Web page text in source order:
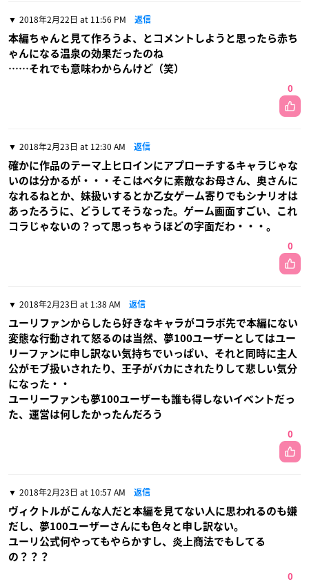
2018年2月22日 at 11:56 PM 返信
本編ちゃんと見て作ろうよ、とコメントしようと思ったら赤ち
ゃんになる温泉の効果だったのね
……それでも意味わからんけど（笑）
0
2018年2月23日 at 12:30 AM 返信
確かに作品のテーマ上ヒロインにアプローチするキャラじゃな
いのは分かるが・・・そこはベタに素敵なお母さん、奥さんに
なれるねとか、妹扱いするとか乙女ゲーム寄りでもシナリオは
あったろうに、どうしてそうなった。ゲーム画面すごい、これ
コラじゃないの？って思っちゃうほどの字面だわ・・・。
0
2018年2月23日 at 1:38 AM 返信
ユーリファンからしたら好きなキャラがコラボ先で本編にない
変態な行動されて怒るのは当然、夢100ユーザーとしてはユー
リーファンに申し訳ない気持ちでいっぱい、それと同時に主人
公がモブ扱いされたり、王子がバカにされたりして悲しい気分
になった・・
ユーリーファンも夢100ユーザーも誰も得しないイベントだっ
た、運営は何したかったんだろう
0
2018年2月23日 at 10:57 AM 返信
ヴィクトルがこんな人だと本編を見てない人に思われるのも嫌
だし、夢100ユーザーさんにも色々と申し訳ない。
ユーリ公式何やってもやらかすし、炎上商法でもしてる
の？？？
0